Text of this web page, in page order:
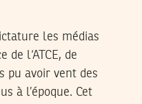
les médias
l‘ATCE, de
pu avoir vent des
à l’époque. Cet